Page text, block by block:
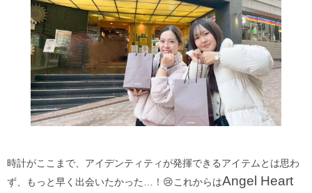
時計がここまで、アイデンティティが発揮できるアイテムとは思わ
ず、もっと早く出会いたかった…！😢これからはAngel Heart